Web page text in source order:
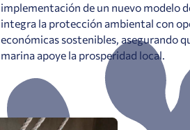
implementación de un nuevo modelo
integra la protección ambiental con
económicas sostenibles, asegurando
marina apoye la prosperidad local.